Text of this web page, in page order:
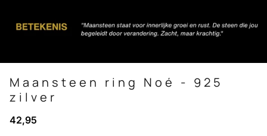
Maansteen ring Noé - 925
zilver
42,95